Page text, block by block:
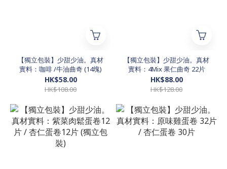
【獨立包裝】少甜少油。真材
實料：咖啡 /牛油曲奇 (14塊)
HK$58.00
HK$108.00
【獨立包裝】少甜少油。真材
實料：4Mix 果仁曲奇 22片
HK$88.00
HK$128.00